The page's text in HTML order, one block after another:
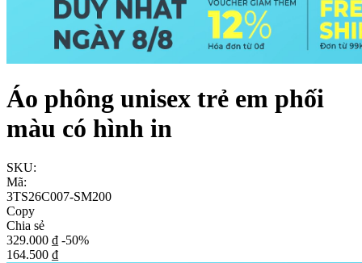
Áo phông unisex trẻ em phối
màu có hình in
SKU:
Mã:
3TS26C007-SM200
Copy
Chia sẻ
329.000 ₫ -50%
164.500 ₫